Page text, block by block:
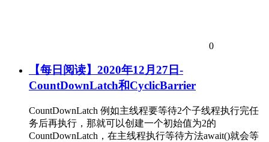
0
【每日阅读】2020年12月27日-
CountDownLatch和CyclicBarrier
CountDownLatch 例如主线程要等待2个子线程执行完任
务后再执行，那就可以创建一个初始值为2的
CountDownLatch，在主线程执行等待方法await()就会等